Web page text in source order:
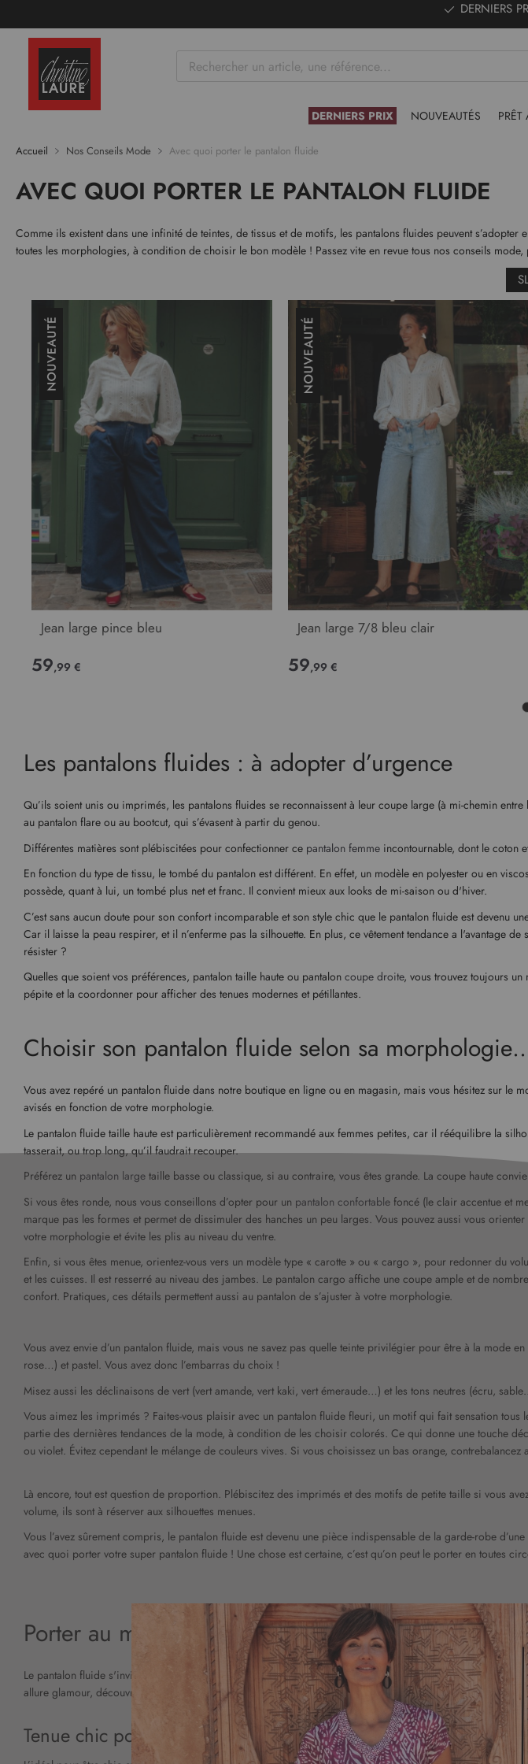
DERNIERS
DERNIERS PRIX NOUVEAUTÉS PRÊT
Accueil Nos Conseils Mode Avec quoi porter le pantalon fluide
AVEC QUOI PORTER LE PANTALON FLUIDE
Comme ils existent dans une infinité de teintes, de tissus et de motifs, les pantalons fluides peuvent
toutes les morphologies, à condition de choisir le bon modèle ! Passez vite en revue tous nos conseils
Jean large pince bleu
59,99 €
Jean large 7/8 bleu clair
59,99 €
Les pantalons fluides : à adopter d’urgence
Qu’ils soient unis ou imprimés, les pantalons fluides se reconnaissent à leur coupe large (à mi-chemin
au pantalon flare ou au bootcut, qui s’évasent à partir du genou.
Différentes matières sont plébiscitées pour confectionner ce pantalon femme incontournable, dont le coton
En fonction du type de tissu, le tombé du pantalon est différent. En effet, un modèle en polyester ou en
possède, quant à lui, un tombé plus net et franc. Il convient mieux aux looks de mi-saison ou d'hiver.
C’est sans aucun doute pour son confort incomparable et son style chic que le pantalon fluide est devenu
Car il laisse la peau respirer, et il n’enferme pas la silhouette. En plus, ce vêtement tendance a l'avantage
résister ?
Quelles que soient vos préférences, pantalon taille haute ou pantalon coupe droite, vous trouvez toujours
pépite et la coordonner pour afficher des tenues modernes et pétillantes.
Choisir son pantalon fluide selon sa
Vous avez repéré un pantalon fluide dans notre boutique en ligne ou en magasin, mais vous hésitez sur
avisés en fonction de votre morphologie.
Le pantalon fluide taille haute est particulièrement recommandé aux femmes petites, car il rééquilibre la
tasserait, ou trop long, qu’il faudrait recouper.
Préférez un pantalon large taille basse ou classique, si au contraire, vous êtes grande. La coupe haute
Si vous êtes ronde, nous vous conseillons d’opter pour un pantalon confortable foncé (le clair accentue et
marque pas les formes et permet de dissimuler des hanches un peu larges. Vous pouvez aussi vous orienter
votre morphologie et évite les plis au niveau du ventre.
Enfin, si vous êtes menue, orientez-vous vers un modèle type « carotte » ou « cargo », pour redonner du
et les cuisses. Il est resserré au niveau des jambes. Le pantalon cargo affiche une coupe ample et de
confort. Pratiques, ces détails permettent aussi au pantalon de s’ajuster à votre morphologie.
Vous avez envie d’un pantalon fluide, mais vous ne savez pas quelle teinte privilégier pour être à la mode
rose…) et pastel. Vous avez donc l’embarras du choix !
Misez aussi les déclinaisons de vert (vert amande, vert kaki, vert émeraude…) et les tons neutres (écru,
Vous aimez les imprimés ? Faites-vous plaisir avec un pantalon fluide fleuri, un motif qui fait sensation
partie des dernières tendances de la mode, à condition de les choisir colorés. Ce qui donne une touche
ou violet. Évitez cependant le mélange de couleurs vives. Si vous choisissez un bas orange, contrebalancez
Là encore, tout est question de proportion. Plébiscitez des imprimés et des motifs de petite taille si vous
volume, ils sont à réserver aux silhouettes menues.
Vous l’avez sûrement compris, le pantalon fluide est devenu une pièce indispensable de la garde-robe
avec quoi porter votre super pantalon fluide ! Une chose est certaine, c’est qu’on peut le porter en toutes
Porter au mieux son pantalon fluide
Le pantalon fluide s'invite dans tous vos looks des plus décontractés aux plus sophistiqués. Il suffit de
allure glamour, découvrez toutes les idées de nos stylistes.
Tenue chic pour le bureau